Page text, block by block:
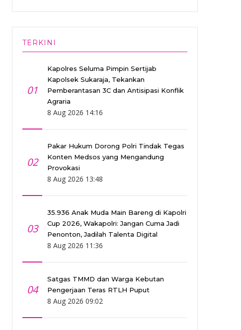
TERKINI
01
Kapolres Seluma Pimpin Sertijab
Kapolsek Sukaraja, Tekankan
Pemberantasan 3C dan Antisipasi Konflik
Agraria
8 Aug 2026 14:16
02
Pakar Hukum Dorong Polri Tindak Tegas
Konten Medsos yang Mengandung
Provokasi
8 Aug 2026 13:48
03
35.936 Anak Muda Main Bareng di Kapolri
Cup 2026, Wakapolri: Jangan Cuma Jadi
Penonton, Jadilah Talenta Digital
8 Aug 2026 11:36
04
Satgas TMMD dan Warga Kebutan
Pengerjaan Teras RTLH Puput
8 Aug 2026 09:02